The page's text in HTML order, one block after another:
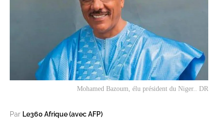
Mohamed Bazoum, élu président du Niger.. DR
Par Le360 Afrique (avec AFP)